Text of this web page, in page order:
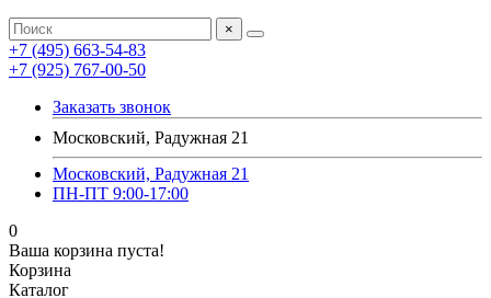
×
+7 (495) 663-54-83
+7 (925) 767-00-50
Заказать звонок
Московский, Радужная 21
Московский, Радужная 21
ПН-ПТ 9:00-17:00
0
Ваша корзина пуста!
Корзина
Каталог